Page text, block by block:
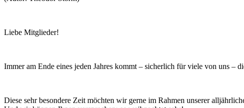
Liebe Mitglieder!
Immer am Ende eines jeden Jahres kommt – sicherlich für viele von uns –
Diese sehr besondere Zeit möchten wir gerne im Rahmen unserer